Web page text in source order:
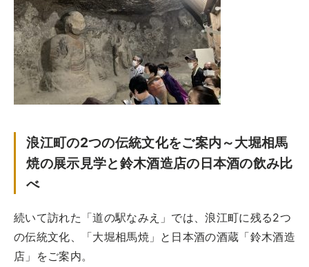
浪江町の2つの伝統文化をご案内～大堀相馬
焼の展示見学と鈴木酒造店の日本酒の飲み比
べ
続いて訪れた「道の駅なみえ」では、浪江町に残る2つ
の伝統文化、「大堀相馬焼」と日本酒の酒蔵「鈴木酒造
店」をご案内。